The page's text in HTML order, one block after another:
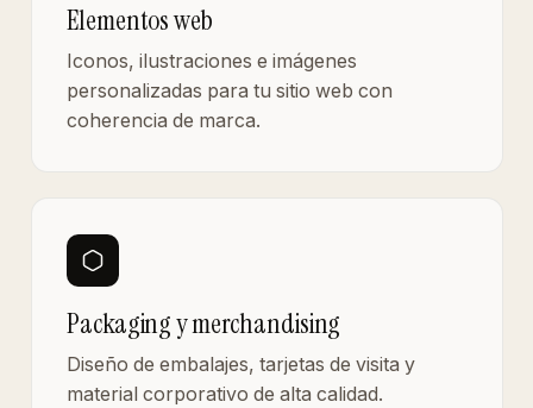
Elementos web
Iconos, ilustraciones e imágenes
personalizadas para tu sitio web con
coherencia de marca.
Packaging y merchandising
Diseño de embalajes, tarjetas de visita y
material corporativo de alta calidad.